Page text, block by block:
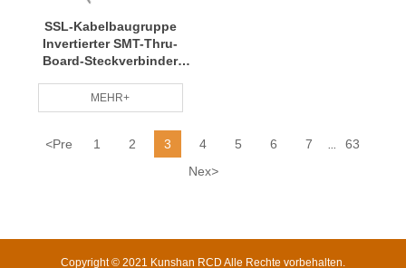
SSL-Kabelbaugruppe
Invertierter SMT-Thru-
Board-Steckverbinder
5POS
MEHR+
<Pre 1 2 3 4 5 6 7
63
Nex>
Copyright © 2021 Kunshan RCD Alle Rechte vorbehalten.